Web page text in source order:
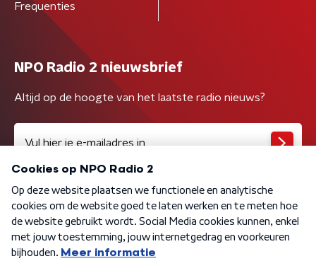
Frequenties
NPO Radio 2 nieuwsbrief
Altijd op de hoogte van het laatste radio nieuws?
Algemene voorwaarden